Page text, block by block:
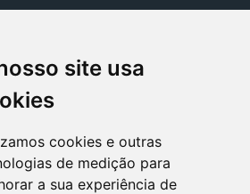
site usa
cookies e outras
de medição para
a sua experiência de
todos os benefícios de
Empresa